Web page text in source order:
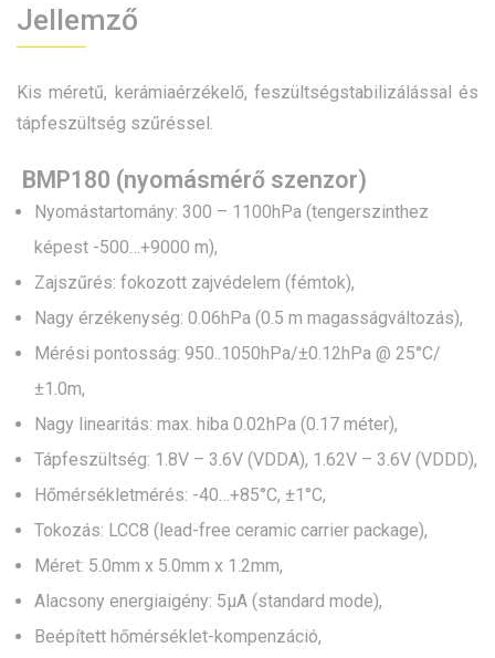
Jellemző
Kis méretű, kerámiaérzékelő, feszültségstabilizálással és
tápfeszültség szűréssel.
BMP180 (nyomásmérő szenzor)
Nyomástartomány: 300 – 1100hPa (tengerszinthez
képest -500…+9000 m),
Zajszűrés: fokozott zajvédelem (fémtok),
Nagy érzékenység: 0.06hPa (0.5 m magasságváltozás),
Mérési pontosság: 950..1050hPa/±0.12hPa @ 25°C/
±1.0m,
Nagy linearitás: max. hiba 0.02hPa (0.17 méter),
Tápfeszültség: 1.8V – 3.6V (VDDA), 1.62V – 3.6V (VDDD),
Hőmérsékletmérés: -40…+85°C, ±1°C,
Tokozás: LCC8 (lead-free ceramic carrier package),
Méret: 5.0mm x 5.0mm x 1.2mm,
Alacsony energiaigény: 5µA (standard mode),
Beépített hőmérséklet-kompenzáció,